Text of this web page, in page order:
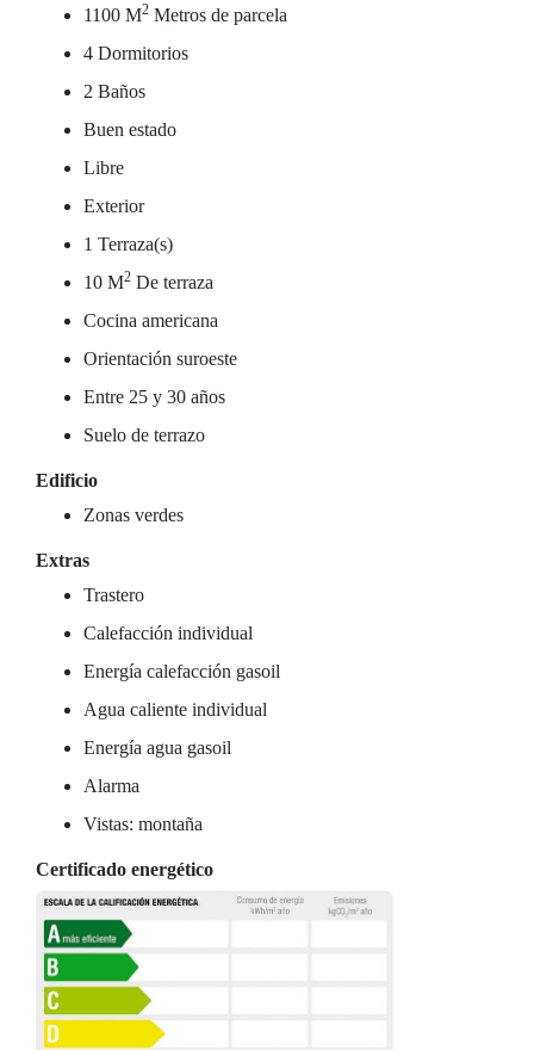
1100 M2 Metros de parcela
4 Dormitorios
2 Baños
Buen estado
Libre
Exterior
1 Terraza(s)
10 M2 De terraza
Cocina americana
Orientación suroeste
Entre 25 y 30 años
Suelo de terrazo
Edificio
Zonas verdes
Extras
Trastero
Calefacción individual
Energía calefacción gasoil
Agua caliente individual
Energía agua gasoil
Alarma
Vistas: montaña
Certificado energético